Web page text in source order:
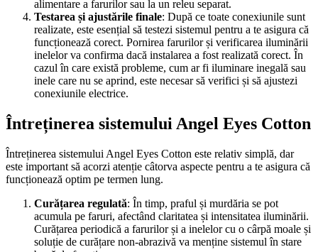
alimentare a farurilor sau la un releu separat.
Testarea și ajustările finale: După ce toate conexiunile sunt
realizate, este esențial să testezi sistemul pentru a te asigura că
funcționează corect. Pornirea farurilor și verificarea iluminării
inelelor va confirma dacă instalarea a fost realizată corect. În
cazul în care există probleme, cum ar fi iluminare inegală sau
inele care nu se aprind, este necesar să verifici și să ajustezi
conexiunile electrice.
Întreținerea sistemului Angel Eyes Cotton
Întreținerea sistemului Angel Eyes Cotton este relativ simplă, dar
este important să acorzi atenție câtorva aspecte pentru a te asigura că
funcționează optim pe termen lung.
Curățarea regulată: În timp, praful și murdăria se pot
acumula pe faruri, afectând claritatea și intensitatea iluminării.
Curățarea periodică a farurilor și a inelelor cu o cârpă moale și
soluție de curățare non-abrazivă va menține sistemul în stare